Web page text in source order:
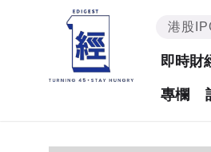
港股
即時財
專欄